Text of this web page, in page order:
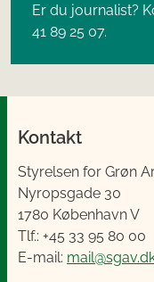
Er du journalist?
41 89 25 07.
Kontakt
Styrelsen for Grøn
Nyropsgade 30
1780 København V
Tlf.: +45 33 95 80 00
E-mail: